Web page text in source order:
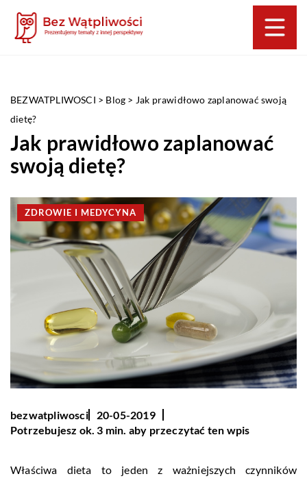
BEZWATPLIWOSCI > Blog > Jak prawidłowo zaplanować swoją
dietę?
Jak prawidłowo zaplanować
swoją dietę?
ZDROWIE I MEDYCYNA
bezwatpliwosci
20-05-2019
Potrzebujesz ok. 3 min. aby przeczytać ten wpis
Właściwa dieta to jeden z ważniejszych czynników